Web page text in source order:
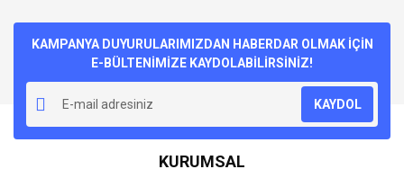
Yorum Yaz
kullanarak tarafımıza iletebilirsiniz.
Görüş ve önerileriniz için teşekkür ederiz.
Ürün resmi kalitesiz, bozuk veya görüntülenemiyor.
Ürün açıklamasında eksik bilgiler bulunuyor.
Ürün bilgilerinde hatalar bulunuyor.
Ürün fiyatı diğer sitelerden daha pahalı.
KAMPANYA DUYURULARIMIZDAN HABERDAR OLMAK İÇİN
E-BÜLTENİMİZE KAYDOLABİLİRSİNİZ!
KAYDOL
KURUMSAL